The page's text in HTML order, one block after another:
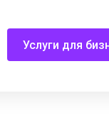
Услуги для